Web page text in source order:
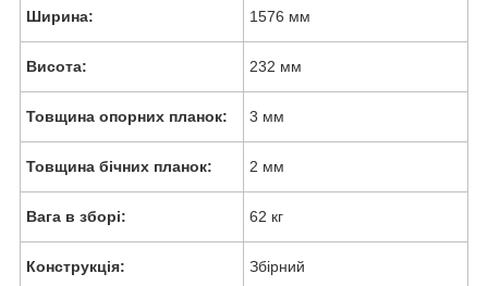
Ширина: 1576 мм
Висота: 232 мм
Товщина опорних планок: 3 мм
Товщина бічних планок: 2 мм
Вага в зборі: 62 кг
Конструкція: Збірний